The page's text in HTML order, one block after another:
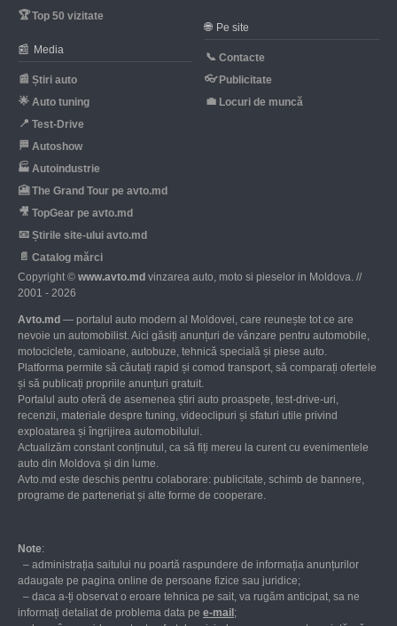
🏆Top 50 vizitate
📰 Media
📰 Știri auto
🌟 Auto tuning
📍 Test-Drive
🏁 Autoshow
🏭 Autoindustrie
🎦 The Grand Tour pe avto.md
🎥 TopGear pe avto.md
📧 Știrile site-ului avto.md
📄 Catalog mărci
🌐 Pe site
📞 Contacte
👓 Publicitate
💼 Locuri de muncă
Copyright © www.avto.md vinzarea auto, moto si pieselor in Moldova. //
2001 - 2026
Avto.md — portalul auto modern al Moldovei, care reunește tot ce are
nevoie un automobilist. Aici găsiți anunțuri de vânzare pentru automobile,
motociclete, camioane, autobuze, tehnică specială și piese auto.
Platforma permite să căutați rapid și comod transport, să comparați ofertele
și să publicați propriile anunțuri gratuit.
Portalul auto oferă de asemenea știri auto proaspete, test-drive-uri,
recenzii, materiale despre tuning, videoclipuri și sfaturi utile privind
exploatarea și îngrijirea automobilului.
Actualizăm constant conținutul, ca să fiți mereu la curent cu evenimentele
auto din Moldova și din lume.
Avto.md este deschis pentru colaborare: publicitate, schimb de bannere,
programe de parteneriat și alte forme de cooperare.
Note:
– administrația saitului nu poartă raspundere de informația anunțurilor
adaugate pe pagina online de persoane fizice sau juridice;
– daca a-ți observat o eroare tehnica pe sait, va rugăm anticipat, sa ne
informați detaliat de problema data pe е-mail ;